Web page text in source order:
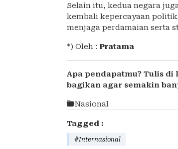
Selain itu, kedua negara
kembali kepercayaan
menjaga perdamaian serta
*) Oleh : Pratama
Apa pendapatmu? Tulis di
bagikan agar semakin
Nasional
Tagged :
#Internasional